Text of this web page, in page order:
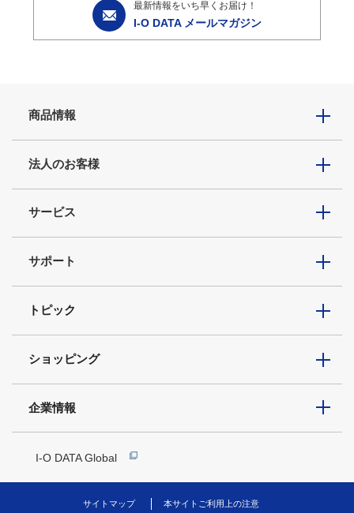
最新情報をいち早くお届け！
I-O DATA メールマガジン
商品情報
法人のお客様
サービス
サポート
トピック
ショッピング
企業情報
I-O DATA Global
サイトマップ 本サイトご利用上の注意